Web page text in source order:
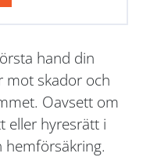
hand din
mot skador och
Oavsett om
eller hyresrätt i
hemförsäkring.